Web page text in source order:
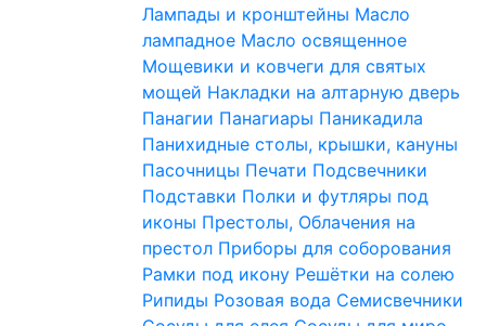
Лампады и кронштейны Масло
лампадное Масло освященное
Мощевики и ковчеги для святых
мощей Накладки на алтарную дверь
Панагии Панагиары Паникадила
Панихидные столы, крышки, кануны
Пасочницы Печати Подсвечники
Подставки Полки и футляры под
иконы Престолы, Облачения на
престол Приборы для соборования
Рамки под икону Решётки на солею
Рипиды Розовая вода Семисвечники